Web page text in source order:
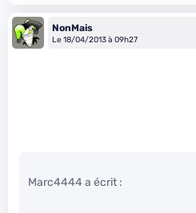
NonMais
Le 18/04/2013 à 09h27
Marc4444 a écrit :